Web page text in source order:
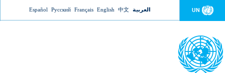
Jump to navigation UN العربية 中文
English
Français
Русский
Español